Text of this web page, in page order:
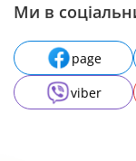
Ми в
page
viber